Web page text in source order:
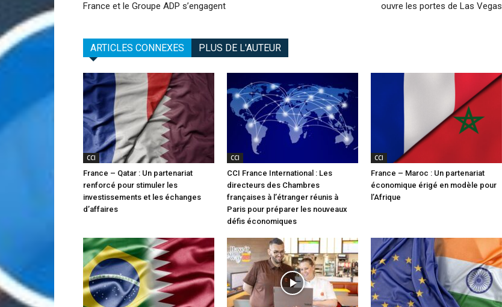
France et le Groupe ADP s’engagent
ouvre les portes de Las Vegas
ARTICLES CONNEXES PLUS DE L'AUTEUR
CCI
France – Qatar : Un partenariat
renforcé pour stimuler les
investissements et les échanges
d’affaires
CCI
CCI France International : Les
directeurs des Chambres
françaises à l’étranger réunis à
Paris pour préparer les nouveaux
défis économiques
CCI
France – Maroc : Un partenariat
économique érigé en modèle pour
l’Afrique